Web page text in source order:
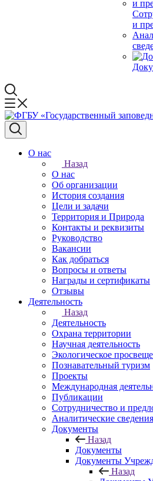
и
О нас
Назад
О нас
Об организации
История создания
Цели и задачи
Территория и Природа
Контакты и реквизиты
Руководство
Вакансии
Как добраться
Вопросы и ответы
Награды и сертификаты
Отзывы
Деятельность
Назад
Деятельность
Охрана территории
Научная деятельность
Экологическое
Познавательный туризм
Проекты
Международная
Публикации
Сотрудничество и
Аналитические сведения
Документы
Назад
Документы
Документы
Назад